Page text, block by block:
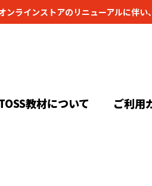
ンラインストアのリニューアルに伴い、
教材について ご利用